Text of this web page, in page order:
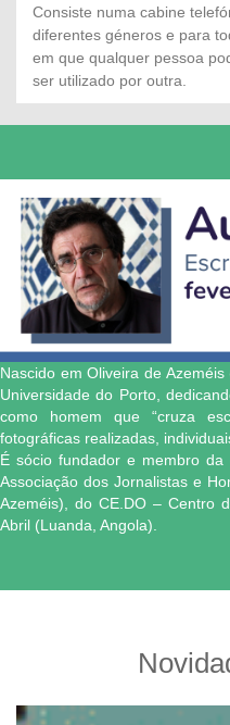
Consiste numa cabine
diferentes géneros e para
em que qualquer pessoa
ser utilizado por outra.
Nascido em Oliveira de
Universidade do Porto,
como homem que “cruza
fotográficas realizadas,
É sócio fundador e membro
Associação dos Jornalistas e
Azeméis), do CE.DO – Centro
Abril (Luanda, Angola).